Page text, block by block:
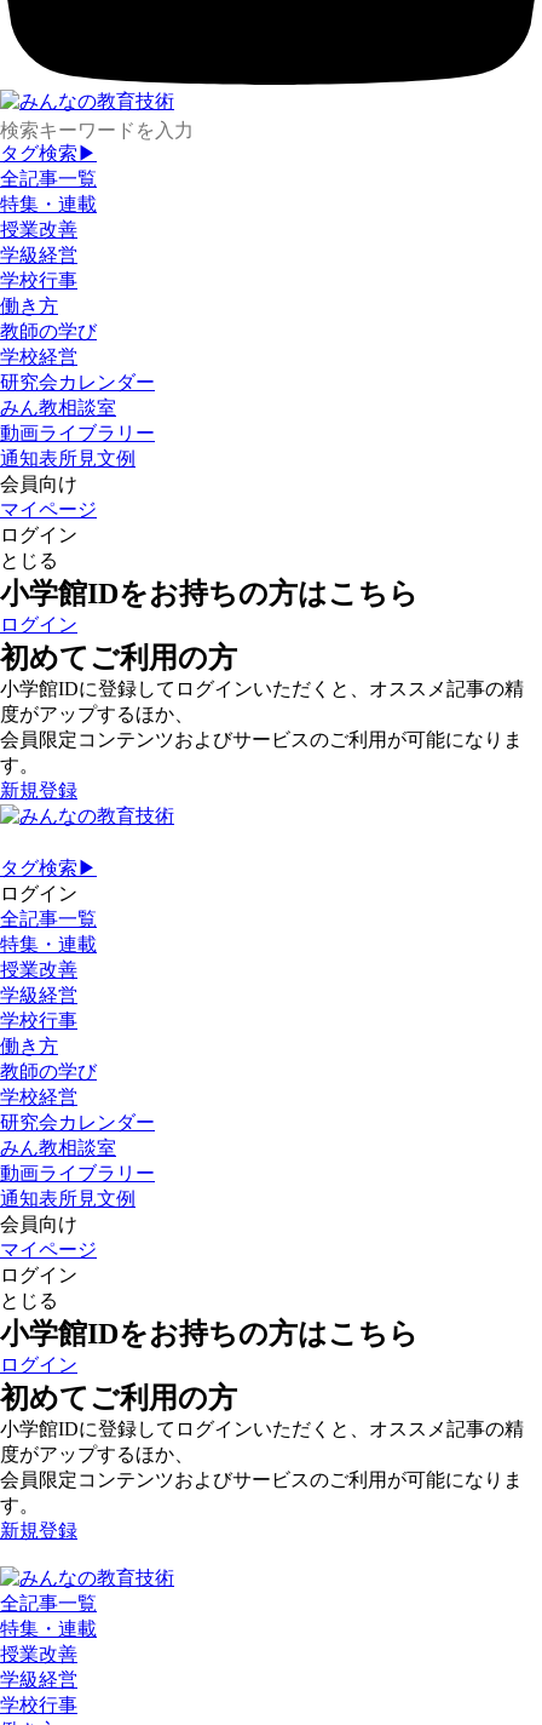
タグ検索▶
全記事一覧
特集・連載
授業改善
学級経営
学校行事
働き方
教師の学び
学校経営
研究会カレンダー
みん教相談室
動画ライブラリー
通知表所見文例
会員向け
マイページ
ログイン
とじる
小学館IDをお持ちの方はこちら
ログイン
初めてご利用の方
小学館IDに登録してログインいただくと、オススメ記事の精
度がアップするほか、
会員限定コンテンツおよびサービスのご利用が可能になりま
す。
新規登録
タグ検索▶
ログイン
全記事一覧
特集・連載
授業改善
学級経営
学校行事
働き方
教師の学び
学校経営
研究会カレンダー
みん教相談室
動画ライブラリー
通知表所見文例
会員向け
マイページ
ログイン
とじる
小学館IDをお持ちの方はこちら
ログイン
初めてご利用の方
小学館IDに登録してログインいただくと、オススメ記事の精
度がアップするほか、
会員限定コンテンツおよびサービスのご利用が可能になりま
す。
新規登録
全記事一覧
特集・連載
授業改善
学級経営
学校行事